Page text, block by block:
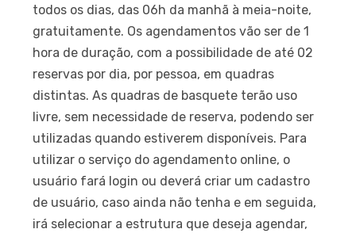
todos os dias, das 06h da manhã à meia-noite,
gratuitamente. Os agendamentos vão ser de 1
hora de duração, com a possibilidade de até 02
reservas por dia, por pessoa, em quadras
distintas. As quadras de basquete terão uso
livre, sem necessidade de reserva, podendo ser
utilizadas quando estiverem disponíveis. Para
utilizar o serviço do agendamento online, o
usuário fará login ou deverá criar um cadastro
de usuário, caso ainda não tenha e em seguida,
irá selecionar a estrutura que deseja agendar,